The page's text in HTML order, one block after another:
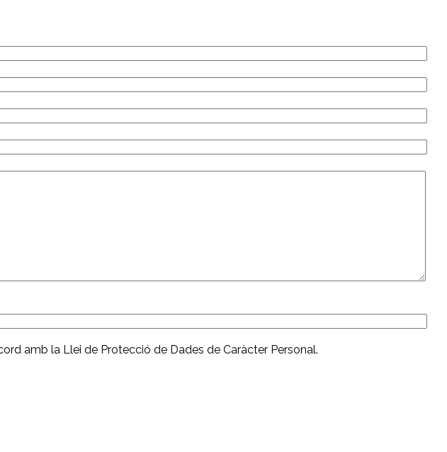
amb la Llei de Protecció de Dades de Caràcter Personal.